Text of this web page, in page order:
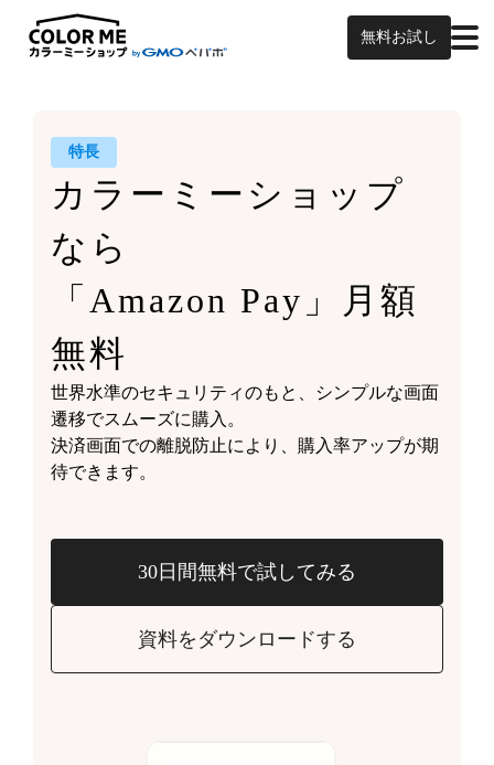
無料お試し
特長
カラーミーショップ
なら
「Amazon Pay」月額
無料
世界水準のセキュリティのもと、シンプルな画面
遷移でスムーズに購入。
決済画面での離脱防止により、購入率アップが期
待できます。
30日間無料で試してみる
資料をダウンロードする